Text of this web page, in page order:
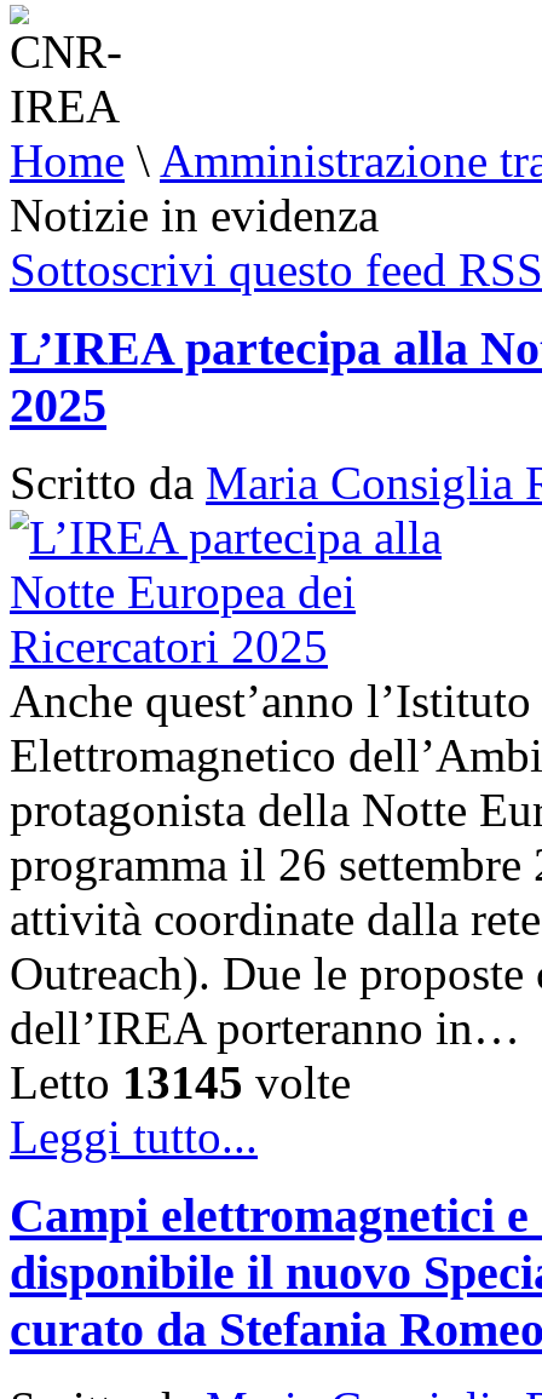
Home \ Amministrazione
Notizie in evidenza
Sottoscrivi questo feed RSS
L’IREA partecipa alla
2025
Scritto da Maria Consiglia
Anche quest’anno
Elettromagnetico
protagonista della Notte
programma il 26
attività coordinate dalla
Outreach). Due le
dell’IREA porteranno in…
Letto 13145 volte
Leggi tutto...
Campi elettromagnetici
disponibile il nuovo
curato da Stefania